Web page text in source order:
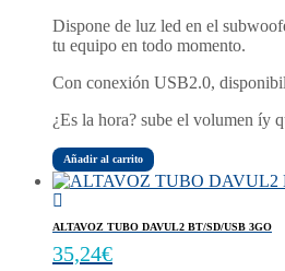
Dispone de luz led en el
tu equipo en todo momento.
Con conexión USB2.0,
¿Es la hora? sube el volumen íy
Añadir al carrito
ALTAVOZ TUBO DAVUL2 BT/SD/USB 3GO
35,24€